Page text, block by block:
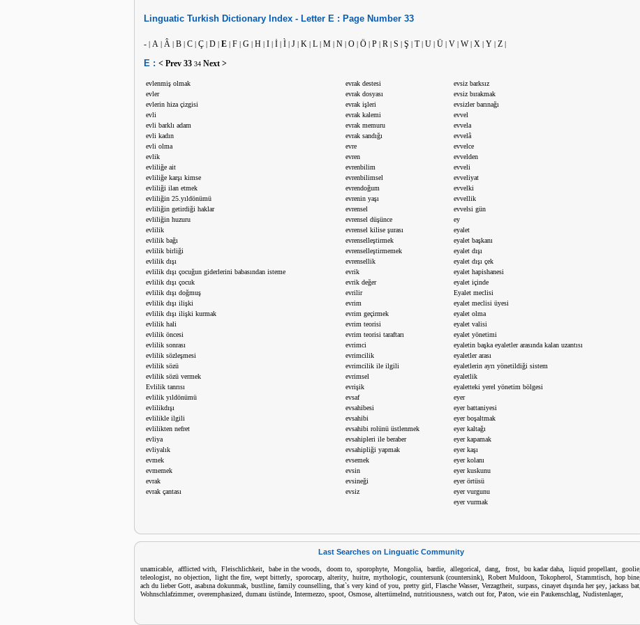
Linguatic Turkish Dictionary Index - Letter E : Page Number 33
- | A | Â | B | C | Ç | D | E | F | G | H | I | İ | Ì | J | K | L | M | N | O | Ö | P | R | S | Ş | T| U | Ü | V | W| X | Y | Z |
E : < Prev 33 34 Next >
evlenmiş olmak
evler
evlerin hiza çizgisi
evli
evli barklı adam
evli kadın
evli olma
evlik
evliliğe ait
evliliğe karşı kimse
evliliği ilan etmek
evliliğin 25.yıldönümü
evliliğin getirdiği haklar
evliliğin huzuru
evlilik
evlilik bağı
evlilik birliği
evlilik dışı
evlilik dışı çocuğun giderlerini babasından isteme
evlilik dışı çocuk
evlilik dışı doğmuş
evlilik dışı ilişki
evlilik dışı ilişki kurmak
evlilik hali
evlilik öncesi
evlilik sonrası
evlilik sözleşmesi
evlilik sözü
evlilik sözü vermek
Evlilik tanrısı
evlilik yıldönümü
evlilikdışı
evlilikle ilgili
evlilikten nefret
evliya
evliyalık
evmek
evmemek
evrak
evrak çantası
evrak destesi
evrak dosyası
evrak işleri
evrak kalemi
evrak memuru
evrak sandığı
evre
evren
evrenbilim
evrenbilimsel
evrendoğum
evrenin yaşı
evrensel
evrensel düşünce
evrensel kilise şurası
evrenselleştirmek
evrenselleştirmemek
evrensellik
evrik
evrik değer
evrilir
evrim
evrim geçirmek
evrim teorisi
evrim teorisi taraftarı
evrimci
evrimcilik
evrimcilik ile ilgili
evrimsel
evrişik
evsaf
evsahibesi
evsahibi
evsahibi rolünü üstlenmek
evsahipleri ile beraber
evsahipliği yapmak
evsemek
evsin
evsineği
evsiz
evsiz barksız
evsiz bırakmak
evsizler barınağı
evvel
evvela
evvelâ
evvelce
evvelden
evveli
evveliyat
evvelki
evvellik
evvelsi gün
ey
eyalet
eyalet başkanı
eyalet dışı
eyalet dışı çek
eyalet hapishanesi
eyalet içinde
Eyalet meclisi
eyalet meclisi üyesi
eyalet olma
eyalet valisi
eyalet yönetimi
eyaletin başka eyaletler arasında kalan uzantısı
eyaletler arası
eyaletlerin ayrı yönetildiği sistem
eyaletlik
eyaletteki yerel yönetim bölgesi
eyer
eyer battaniyesi
eyer boşaltmak
eyer kaltağı
eyer kapamak
eyer kaşı
eyer kolanı
eyer kuskunu
eyer örtüsü
eyer vurgunu
eyer vurmak
Last Searches on Linguatic Community
unamicable ,afflicted with ,Fleischlichkeit ,babe in the woods doom to, sporophyte, Mongolia,bardie ,allegorical ,dang frost, bu kadar daha, liquid propellant,goolie
teleologist ,no objection light the fire,wept bitterly sporocarp,alterity huitre, mythologic,countersunk (countersink) Robert Muldoon,Tokopherol Stammtisch,hop bine
ach du lieber Gott ,asabına dokunmak bustline, family counselling,that`s very kind of you pretty girl Flasche Wasser,Verzagtheit surpass, cinayet dışında her şey,jackass bat
Wohnschlafzimmer, overemphasized dumanı üstünde Intermezzo spoot Osmose altertümelnd nutritiousness watch out for, Paton wie ein Paukenschlag Nudistenlager,